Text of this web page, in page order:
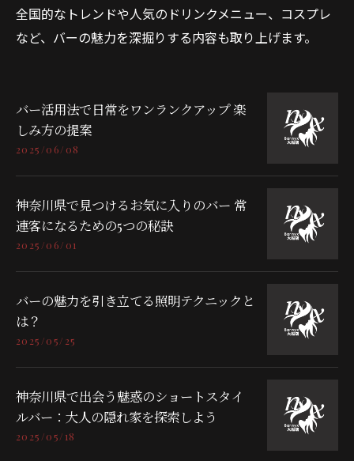
全国的なトレンドや人気のドリンクメニュー、コスプレ
など、バーの魅力を深掘りする内容も取り上げます。
バー活用法で日常をワンランクアップ 楽
しみ方の提案
2025/06/08
神奈川県で見つけるお気に入りのバー 常
連客になるための5つの秘訣
2025/06/01
バーの魅力を引き立てる照明テクニックと
は？
2025/05/25
神奈川県で出会う魅惑のショートスタイ
ルバー：大人の隠れ家を探索しよう
2025/05/18